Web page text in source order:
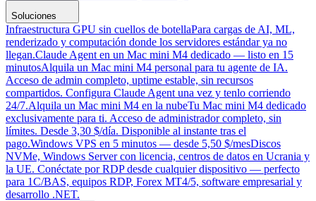
Soluciones
Infraestructura GPU sin cuellos de botellaPara cargas de AI, ML,
renderizado y computación donde los servidores estándar ya no
llegan.Claude Agent en un Mac mini M4 dedicado — listo en 15
minutosAlquila un Mac mini M4 personal para tu agente de IA.
Acceso de admin completo, uptime estable, sin recursos
compartidos. Configura Claude Agent una vez y tenlo corriendo
24/7.Alquila un Mac mini M4 en la nubeTu Mac mini M4 dedicado
exclusivamente para ti. Acceso de administrador completo, sin
límites. Desde 3,30 $/día. Disponible al instante tras el
pago.Windows VPS en 5 minutos — desde 5,50 $/mesDiscos
NVMe, Windows Server con licencia, centros de datos en Ucrania y
la UE. Conéctate por RDP desde cualquier dispositivo — perfecto
para 1C/BAS, equipos RDP, Forex MT4/5, software empresarial y
desarrollo .NET.